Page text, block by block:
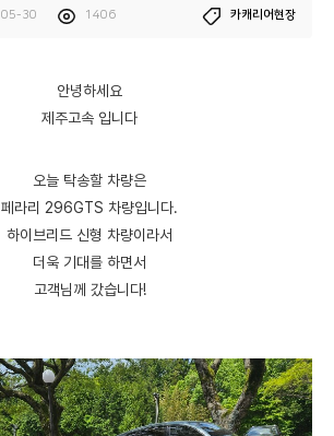
05-30 1406 카캐리어현장
안녕하세요
제주고속 입니다
오늘 탁송할 차량은
페라리 296GTS 차량입니다.
하이브리드 신형 차량이라서
더욱 기대를 하면서
고객님께 갔습니다!